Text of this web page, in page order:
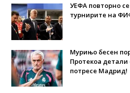
УЕФА повторно се
турнирите на
Мурињо бесен
Протекоа детали
потресе Мадрид!